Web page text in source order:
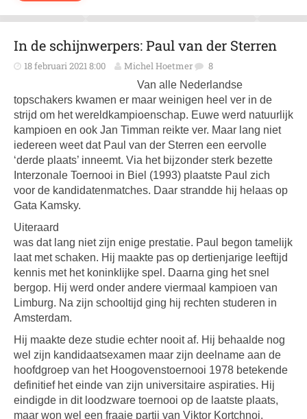
In de schijnwerpers: Paul van der Sterren
18 februari 2021 8:00 Michel Hoetmer 8
Van alle Nederlandse
topschakers kwamen er maar weinigen heel ver in de
strijd om het wereldkampioenschap. Euwe werd natuurlijk
kampioen en ook Jan Timman reikte ver. Maar lang niet
iedereen weet dat Paul van der Sterren een eervolle
‘derde plaats’ inneemt. Via het bijzonder sterk bezette
Interzonale Toernooi in Biel (1993) plaatste Paul zich
voor de kandidatenmatches. Daar strandde hij helaas op
Gata Kamsky.
Uiteraard
was dat lang niet zijn enige prestatie. Paul begon tamelijk
laat met schaken. Hij maakte pas op dertienjarige leeftijd
kennis met het koninklijke spel. Daarna ging het snel
bergop. Hij werd onder andere viermaal kampioen van
Limburg. Na zijn schooltijd ging hij rechten studeren in
Amsterdam.
Hij maakte deze studie echter nooit af. Hij behaalde nog
wel zijn kandidaatsexamen maar zijn deelname aan de
hoofdgroep van het Hoogovenstoernooi 1978 betekende
definitief het einde van zijn universitaire aspiraties. Hij
eindigde in dit loodzware toernooi op de laatste plaats,
maar won wel een fraaie partij van Viktor Kortchnoi.